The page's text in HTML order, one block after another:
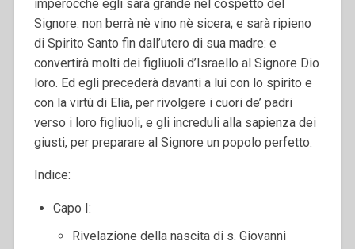
imperocché egli sarà grande nel cospetto del
Signore: non berrà nè vino nè sicera; e sarà ripieno
di Spirito Santo fin dall’utero di sua madre: e
convertirà molti dei figliuoli d’Israello al Signore Dio
loro. Ed egli precederà davanti a lui con lo spirito e
con la virtù di Elia, per rivolgere i cuori de’ padri
verso i loro figliuoli, e gli increduli alla sapienza dei
giusti, per preparare al Signore un popolo perfetto.
Indice:
Capo I:
Rivelazione della nascita di s. Giovanni